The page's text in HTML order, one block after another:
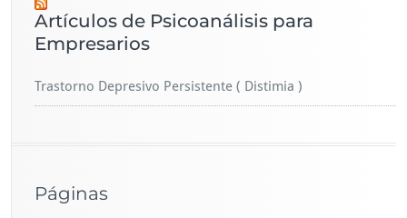
Artículos de Psicoanálisis para
Empresarios
Trastorno Depresivo Persistente ( Distimia )
Páginas